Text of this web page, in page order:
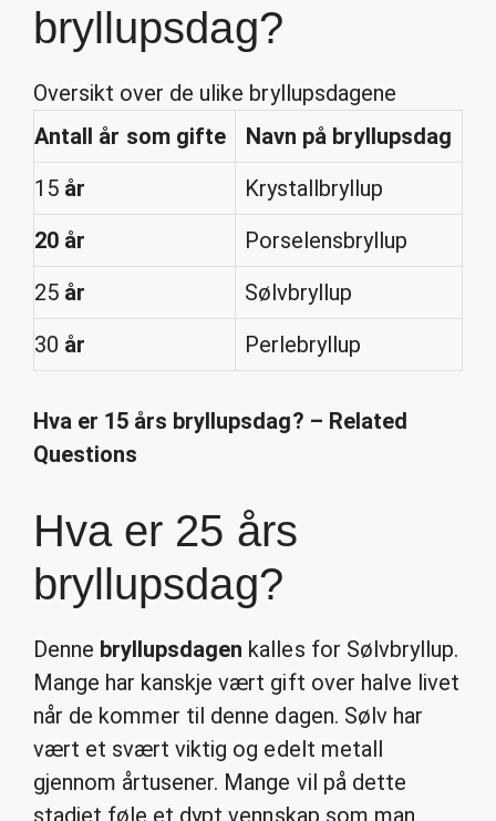
bryllupsdag?
Oversikt over de ulike bryllupsdagene
Antall år som gifte Navn på bryllupsdag
15 år
Krystallbryllup
20 år
Porselensbryllup
25 år
Sølvbryllup
30 år Perlebryllup
Hva er 15 års bryllupsdag? – Related
Questions
Hva er 25 års
bryllupsdag?
Denne bryllupsdagen kalles for Sølvbryllup.
Mange har kanskje vært gift over halve livet
når de kommer til denne dagen. Sølv har
vært et svært viktig og edelt metall
gjennom årtusener. Mange vil på dette
stadiet føle et dypt vennskap som man